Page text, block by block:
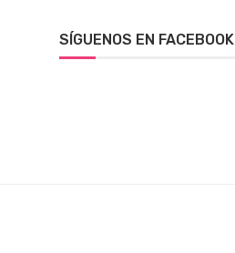
SÍGUENOS EN FACEBOOK